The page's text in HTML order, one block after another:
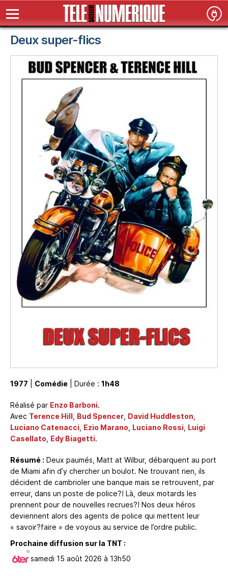
Deux super-flics
1977 Comédie | Durée : 1h48
Réalisé par Enzo Barboni.
Avec Terence Hill Bud Spencer David Huddleston
Luciano Catenacci Ezio Marano Luciano Rossi Luigi
Casellato Edy Biagetti.
Résumé : Deux paumés, Matt at Wilbur, débarquent au port
de Miami afin d’y chercher un boulot. Ne trouvant rien, ils
décident de cambrioler une banque mais se retrouvent, par
erreur, dans un poste de police?! Là, deux motards les
prennent pour de nouvelles recrues?! Nos deux héros
deviennent alors des agents de police qui mettent leur
« savoir?faire » de voyous au service de l’ordre public.
Prochaine diffusion sur la TNT :
samedi 15 août 2026 à 13h50